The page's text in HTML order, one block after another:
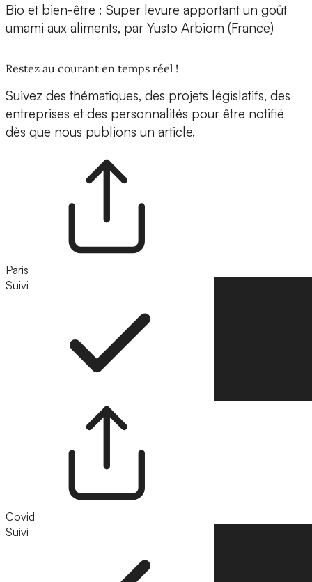
Bio et bien-être : Super levure apportant un goût
umami aux aliments, par Yusto Arbiom (France)
Restez au courant en temps réel !
Suivez des thématiques, des projets législatifs, des
entreprises et des personnalités pour être notifié
dès que nous publions un article.
Paris
Suivi
Covid
Suivi